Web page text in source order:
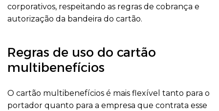
corporativos, respeitando as regras de cobrança e
autorização da bandeira do cartão.
Regras de uso do cartão
multibenefícios
O cartão multibenefícios é mais flexível tanto para o
portador quanto para a empresa que contrata esse